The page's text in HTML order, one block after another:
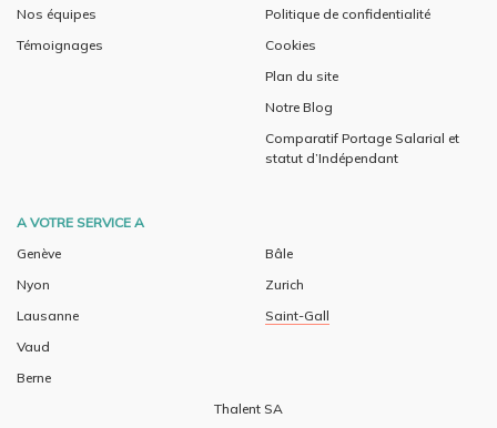
Nos équipes
Témoignages
Politique de confidentialité
Cookies
Plan du site
Notre Blog
Comparatif Portage Salarial et
statut d’Indépendant
A VOTRE SERVICE A
Genève
Nyon
Lausanne
Vaud
Berne
Bâle
Zurich
Saint-Gall
Thalent SA